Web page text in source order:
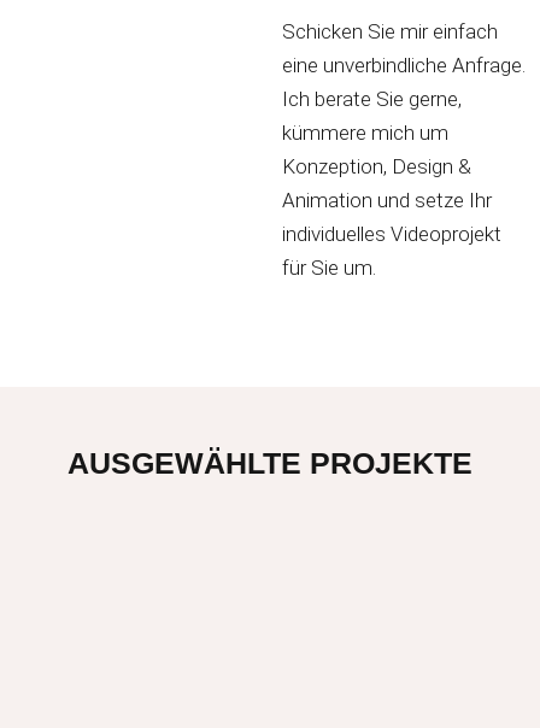
Schicken Sie mir einfach
eine unverbindliche Anfrage.
Ich berate Sie gerne,
kümmere mich um
Konzeption, Design &
Animation und setze Ihr
individuelles Videoprojekt
für Sie um.
AUSGEWÄHLTE PROJEKTE